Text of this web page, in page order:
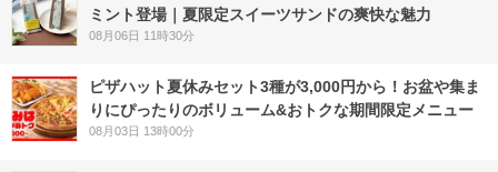
ミント登場｜夏限定スイーツサンドの爽快な魅力
08月06日 11時30分
ピザハット夏休みセット3種が3,000円から！お盆や集ま
りにぴったりのボリューム&おトクな期間限定メニュー
08月03日 13時00分